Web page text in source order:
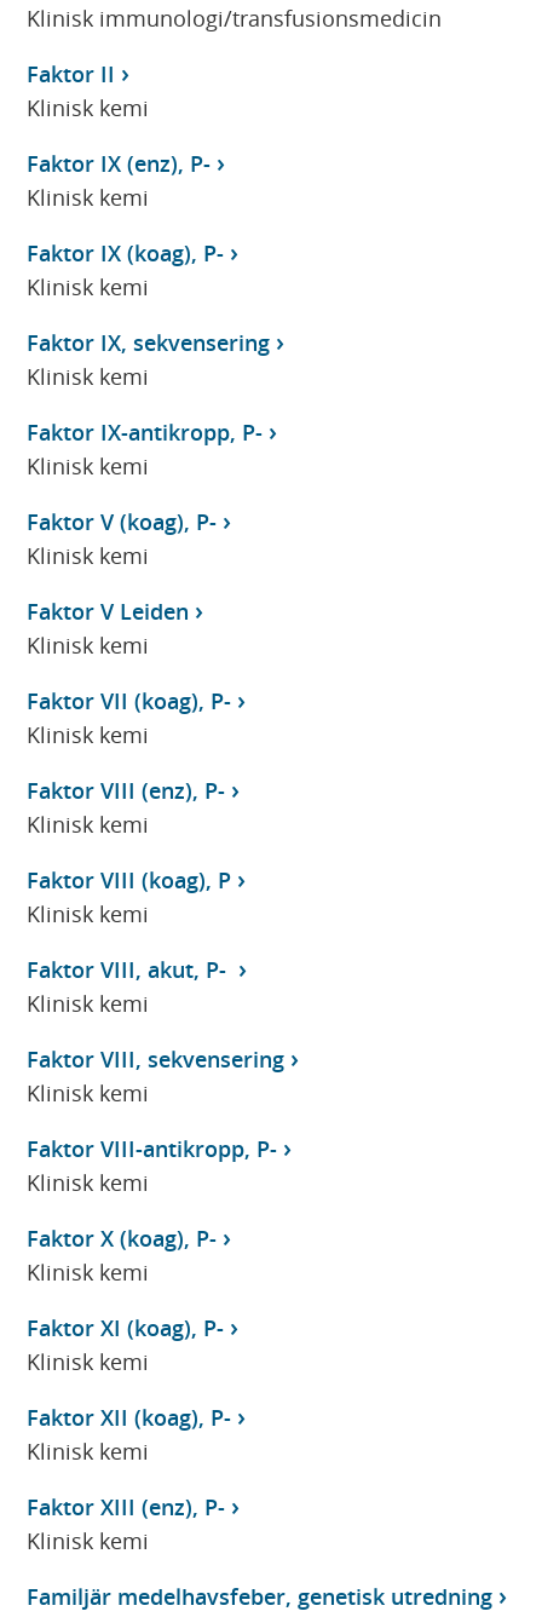
Klinisk immunologi/transfusionsmedicin
Faktor II
Klinisk kemi
Faktor IX (enz), P-
Klinisk kemi
Faktor IX (koag), P-
Klinisk kemi
Faktor IX, sekvensering
Klinisk kemi
Faktor IX-antikropp, P-
Klinisk kemi
Faktor V (koag), P-
Klinisk kemi
Faktor V Leiden
Klinisk kemi
Faktor VII (koag), P-
Klinisk kemi
Faktor VIII (enz), P-
Klinisk kemi
Faktor VIII (koag), P
Klinisk kemi
Faktor VIII, akut, P-
Klinisk kemi
Faktor VIII, sekvensering
Klinisk kemi
Faktor VIII-antikropp, P-
Klinisk kemi
Faktor X (koag), P-
Klinisk kemi
Faktor XI (koag), P-
Klinisk kemi
Faktor XII (koag), P-
Klinisk kemi
Faktor XIII (enz), P-
Klinisk kemi
Familjär medelhavsfeber, genetisk utredning